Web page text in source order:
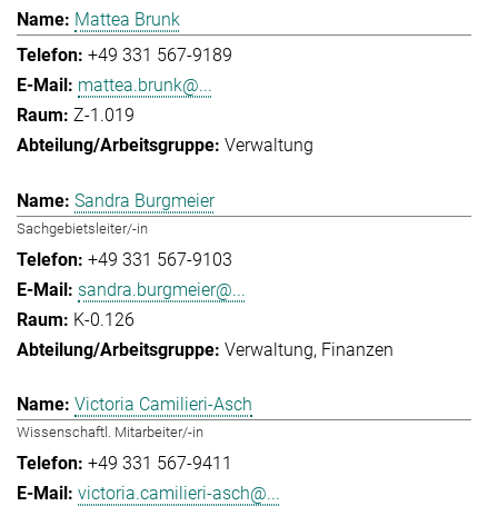
Mattea Brunk
+49 331 567-9189
mattea.brunk@...
Z-1.019
Verwaltung
Sandra Burgmeier
Sachgebietsleiter/-in
+49 331 567-9103
sandra.burgmeier@...
K-0.126
Verwaltung Finanzen
Victoria Camilieri-Asch
Wissenschaftl. Mitarbeiter/-in
+49 331 567-9411
victoria.camilieri-asch@...